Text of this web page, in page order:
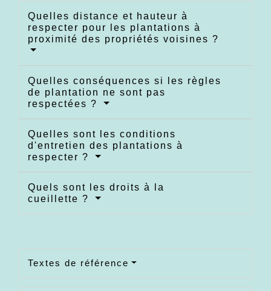
Quelles distance et hauteur à
respecter pour les plantations à
proximité des propriétés voisines ?
Quelles conséquences si les règles
de plantation ne sont pas
respectées ?
Quelles sont les conditions
d'entretien des plantations à
respecter ?
Quels sont les droits à la
cueillette ?
Textes de référence